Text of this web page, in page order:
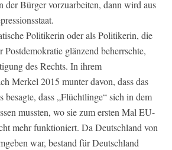
der Bürger vorzuarbeiten, dann wird aus
Politikerin oder als Politikerin, die
Postdemokratie glänzend beherrschte,
des Rechts. In ihrem
Merkel 2015 munter davon, dass das
dass „Flüchtlinge“ sich in dem
mussten, wo sie zum ersten Mal EU-
mehr funktioniert. Da Deutschland von
war, bestand für Deutschland